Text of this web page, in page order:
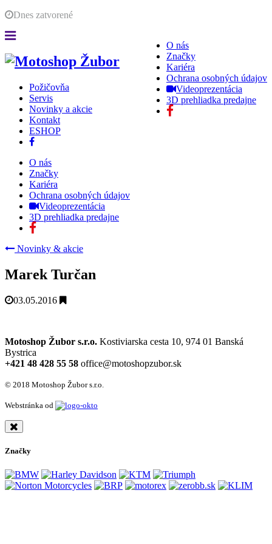
Dnes zatvorené
O nás
Značky
Kariéra
Ochrana osobných údajov
Videoprezentácia
3D prehliadka predajne
Požičovňa
Servis
Novinky a akcie
Kontakt
ESHOP
O nás
Značky
Kariéra
Ochrana osobných údajov
Videoprezentácia
3D prehliadka predajne
Novinky & akcie
Marek Turčan
03.05.2016
Motoshop Žubor s.r.o. Kostiviarska cesta 10, 974 01 Banská
Bystrica
+421 48 428 55 58 office@motoshopzubor.sk
© 2018 Motoshop Žubor s.r.o.
Webstránka od
Značky